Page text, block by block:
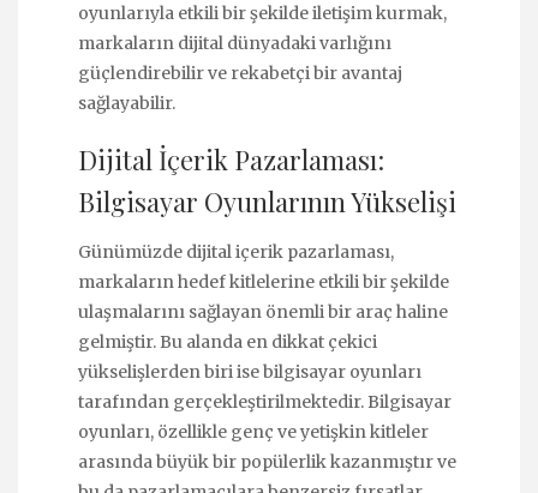
oyunlarıyla etkili bir şekilde iletişim kurmak,
markaların dijital dünyadaki varlığını
güçlendirebilir ve rekabetçi bir avantaj
sağlayabilir.
Dijital İçerik Pazarlaması:
Bilgisayar Oyunlarının Yükselişi
Günümüzde dijital içerik pazarlaması,
markaların hedef kitlelerine etkili bir şekilde
ulaşmalarını sağlayan önemli bir araç haline
gelmiştir. Bu alanda en dikkat çekici
yükselişlerden biri ise bilgisayar oyunları
tarafından gerçekleştirilmektedir. Bilgisayar
oyunları, özellikle genç ve yetişkin kitleler
arasında büyük bir popülerlik kazanmıştır ve